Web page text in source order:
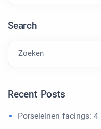
Search
Zoeken
Recent Posts
Porseleinen facings: